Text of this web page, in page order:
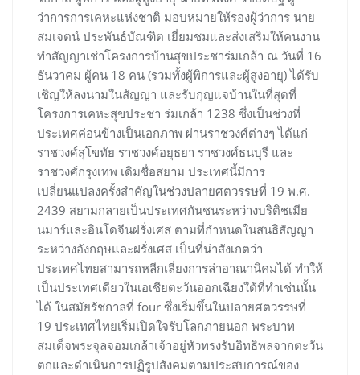
ว่าการการเคหะแห่งชาติ มอบหมายให้รองผู้ว่าการ นาย
สมเจตน์ ประพันธ์บัณฑิต เยี่ยมชมและส่งเสริมให้คนงาน
ทำสัญญาเช่าโครงการบ้านสุขประชาร่มเกล้า ณ วันที่ 16
ธันวาคม ผู้คน 18 คน (รวมทั้งผู้พิการและผู้สูงอายุ) ได้รับ
เชิญให้ลงนามในสัญญา และรับกุญแจบ้านในที่สุดที่
โครงการเคหะสุขประชา ร่มเกล้า 1238 ซึ่งเป็นช่วงที่
ประเทศค่อนข้างเป็นเอกภาพ ผ่านราชวงศ์ต่างๆ ได้แก่
ราชวงศ์สุโขทัย ราชวงศ์อยุธยา ราชวงศ์ธนบุรี และ
ราชวงศ์กรุงเทพ เดิมชื่อสยาม ประเทศนี้มีการ
เปลี่ยนแปลงครั้งสำคัญในช่วงปลายศตวรรษที่ 19 พ.ศ.
2439 สยามกลายเป็นประเทศกันชนระหว่างบริติชเมีย
นมาร์และอินโดจีนฝรั่งเศส ตามที่กำหนดในสนธิสัญญา
ระหว่างอังกฤษและฝรั่งเศส เป็นที่น่าสังเกตว่า
ประเทศไทยสามารถหลีกเลี่ยงการล่าอาณานิคมได้ ทำให้
เป็นประเทศเดียวในเอเชียตะวันออกเฉียงใต้ที่ทำเช่นนั้น
ได้ ในสมัยรัชกาลที่ four ซึ่งเริ่มขึ้นในปลายศตวรรษที่
19 ประเทศไทยเริ่มเปิดใจรับโลกภายนอก พระบาท
สมเด็จพระจุลจอมเกล้าเจ้าอยู่หัวทรงรับอิทธิพลจากตะวัน
ตกและดำเนินการปฏิรูปสังคมตามประสบการณ์ของ